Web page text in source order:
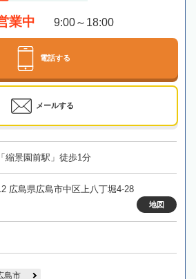
業中 9:00～18:00
電話する
メールする
縮景園前駅」徒歩1分
広島県広島市中区上八丁堀4-28
地図
島市